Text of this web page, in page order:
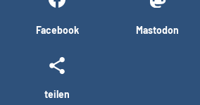
Facebook Mastodon
teilen